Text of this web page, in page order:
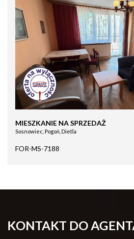
MIESZKANIE NA SPRZEDAŻ
Sosnowiec, Pogoń, Dietla
FOR-MS-7188
KONTAKT DO